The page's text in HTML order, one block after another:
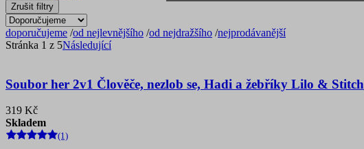
Zrušit filtry
doporučujeme /od nejlevnějšího /od nejdražšího /nejprodávanější
Stránka 1 z 5Následující
Soubor her 2v1 Člověče, nezlob se, Hadi a žebříky Lilo & Stitch
319 Kč
Skladem
(1)